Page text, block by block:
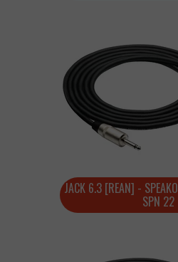
JACK 6.3 [REAN] -
SPN 22